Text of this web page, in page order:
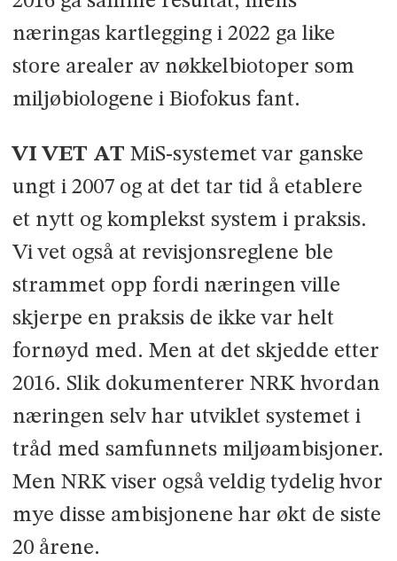
næringas kartlegging i 2022 ga like
store arealer av nøkkel­biotoper som
miljøbiologene i Biofokus fant.
VI VET AT MiS-­systemet var ganske
ungt i 2007 og at det tar tid å etablere
et nytt og komplekst system i praksis.
Vi vet også at revisjonsreglene ble
strammet opp fordi næringen ville
skjerpe en praksis de ikke var helt
fornøyd med. Men at det skjedde etter
2016. Slik dokumenterer NRK hvordan
næringen selv har utviklet systemet i
tråd med samfunnets miljø­ambisjoner.
Men NRK viser også veldig tydelig hvor
mye disse ambi­sjonene har økt de siste
20 årene.